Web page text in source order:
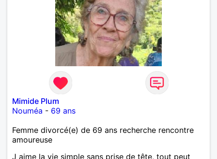
Mimide Plum
Nouméa - 69 ans
Femme divorcé(e) de 69 ans recherche rencontre
amoureuse
J aime la vie simple sans prise de tête, tout peut